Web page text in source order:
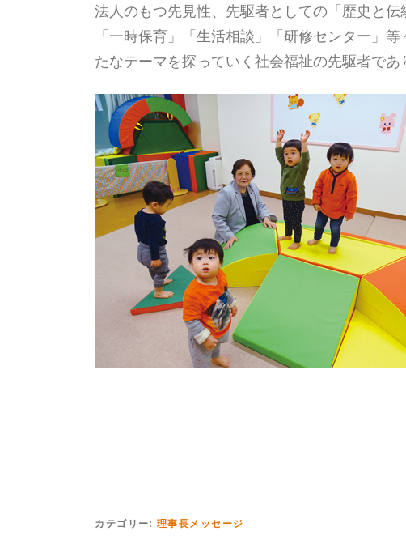
法人のもつ先見性、先駆者としての「歴史と伝
「一時保育」「生活相談」「研修センター」
たなテーマを探っていく社会福祉の先駆者であ
カテゴリー: 理事長メッセージ